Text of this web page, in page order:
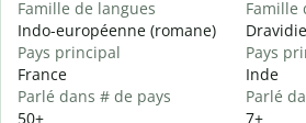
Famille de langues
Indo-européenne (romane)
Pays principal
France
Parlé dans # de pays
50+
Famille
Pays
Inde
Parlé
7+